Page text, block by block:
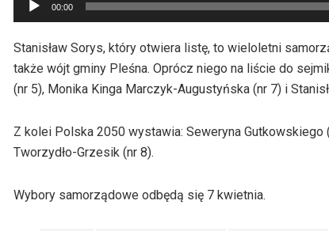
plików
dźwiękowych
00:00
Stanisław Sorys, który otwiera listę, to wieloletni
także wójt gminy Pleśna. Oprócz niego na liście do
(nr 5), Monika Kinga Marczyk-Augustyńska (nr 7) i
Z kolei Polska 2050 wystawia: Seweryna
Tworzydło-Grzesik (nr 8).
Wybory samorządowe odbędą się 7 kwietnia.